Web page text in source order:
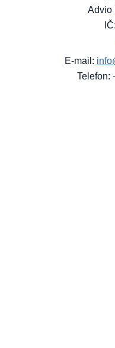
Advio
E-mail:
Telefon: